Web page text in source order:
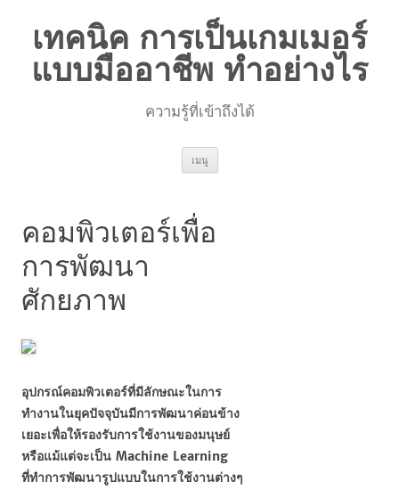
เทคนิค การเป็นเกมเมอร์
แบบมืออาชีพ ทำอย่างไร
ความรู้ที่เข้าถึงได้
เมนู ข้าม
ยัง
คอมพิวเตอร์เพื่อ
การพัฒนา
ศักยภาพ
อุปกรณ์คอมพิวเตอร์ที่มีลักษณะในการ
ทำงานในยุคปัจจุบันมีการพัฒนาค่อนข้าง
เยอะเพื่อให้รองรับการใช้งานของมนุษย์
หรือแม้แต่จะเป็น Machine Learning
ที่ทำการพัฒนารูปแบบในการใช้งานต่างๆ